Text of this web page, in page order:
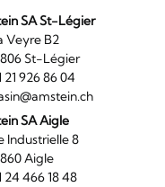
SA St-Légier
La Veyre B2
St-Légier
21 926 86 04
SA Aigle
Industrielle 8
Aigle
24 466 18 48